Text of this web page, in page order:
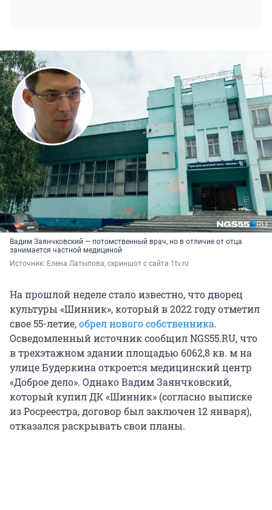
Вадим Заянчковский — потомственный врач, но в отличие от отца
занимается частной медициной
Источник: Елена Латыпова, скриншот с сайта 1tv.ru
На прошлой неделе стало известно, что дворец
культуры «Шинник», который в 2022 году отметил
свое 55-летие,обрел нового собственника.
Осведомленный источник сообщил NGS55.RU, что
в трехэтажном здании площадью 6062,8 кв. м на
улице Будеркина откроется медицинский центр
«Доброе дело». Однако Вадим Заянчковский,
который купил ДК «Шинник» (согласно выписке
из Росреестра, договор был заключен 12 января),
отказался раскрывать свои планы.